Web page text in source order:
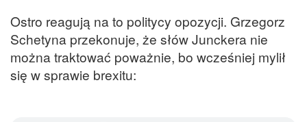
Ostro reagują na to politycy opozycji. Grzegorz
Schetyna przekonuje, że słów Junckera nie
można traktować poważnie, bo wcześniej mylił
się w sprawie brexitu: